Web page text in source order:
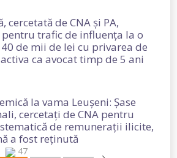
cercetată de CNA și PA,
trafic de influența la o
de mii de lei cu privarea de
ca avocat timp de 5 ani
la vama Leușeni: Șase
cercetați de CNA pentru
de remunerații ilicite,
a fost reținută
47